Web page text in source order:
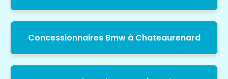
Concessionnaires Bmw à Chateaurenard